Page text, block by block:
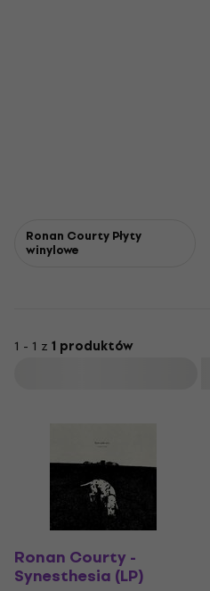
Ronan Courty Płyty
winylowe
1 - 1 z 1 produktów
Ronan Courty -
Synesthesia (LP)